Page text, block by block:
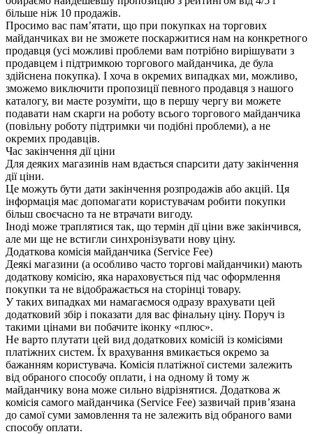
більше ніж 10 продажів.
Просимо вас пам’ятати, що при покупках на торгових
майданчиках ви не зможете поскаржитися нам на конкретного
продавця (усі можливі проблеми вам потрібно вирішувати з
продавцем і підтримкою торгового майданчика, де була
здійснена покупка). І хоча в окремих випадках ми, можливо,
зможемо виключити пропозиції певного продавця з нашого
каталогу, ви маєте розуміти, що в першу чергу ви можете
подавати нам скарги на роботу всього торгового майданчика
(повільну роботу підтримки чи подібні проблеми), а не
окремих продавців.
Час закінчення дії ціни
Для деяких магазинів нам вдається спарсити дату закінчення
дії ціни.
Це можуть бути дати закінчення розпродажів або акцій. Ця
інформація має допомагати користувачам робити покупки
більш своєчасно та не втрачати вигоду.
Іноді може траплятися так, що термін дії ціни вже закінчився,
але ми ще не встигли синхронізувати нову ціну.
Додаткова комісія майданчика (Service Fee)
Деякі магазини (а особливо часто торгові майданчики) мають
додаткову комісію, яка нараховується під час оформлення
покупки та не відображається на сторінці товару.
У таких випадках ми намагаємося одразу врахувати цей
додатковий збір і показати для вас фінальну ціну. Поруч із
такими цінами ви побачите іконку «плюс».
Не варто плутати цей вид додаткових комісій із комісіями
платіжних систем. Їх врахування вмикається окремо за
бажанням користувача. Комісія платіжної системи залежить
від обраного способу оплати, і на одному й тому ж
майданчику вона може сильно відрізнятися. Додаткова ж
комісія самого майданчика (Service Fee) зазвичай прив’язана
до самої суми замовлення та не залежить від обраного вами
способу оплати.